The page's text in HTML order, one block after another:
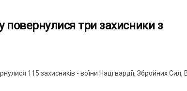
три захисники з
115 захисників - воїни Нацгвардії, Збройних Сил,